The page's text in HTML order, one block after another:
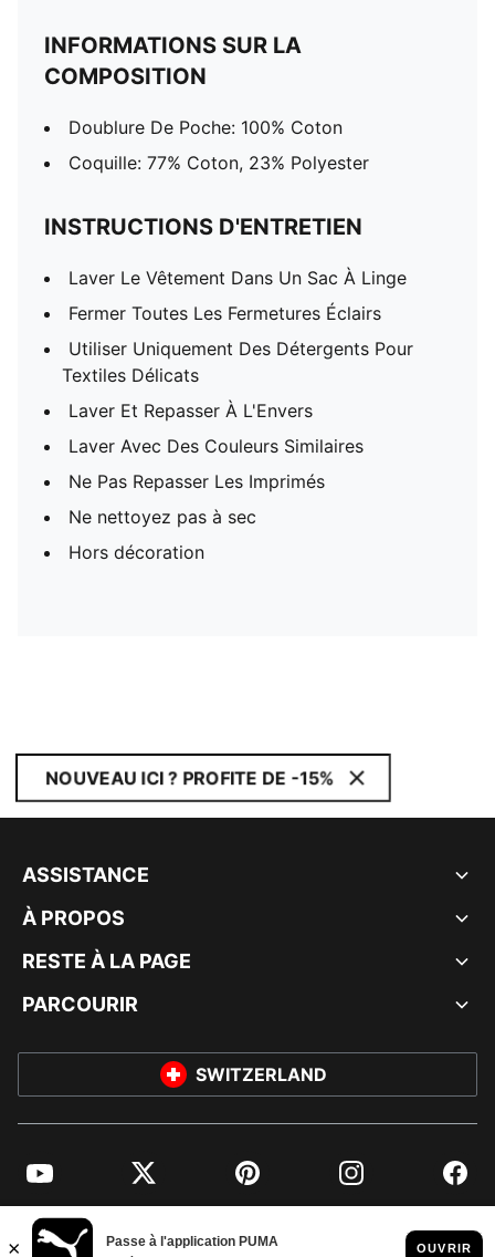
INFORMATIONS SUR LA
COMPOSITION
Doublure De Poche: 100% Coton
Coquille: 77% Coton, 23% Polyester
INSTRUCTIONS D'ENTRETIEN
Laver Le Vêtement Dans Un Sac À Linge
Fermer Toutes Les Fermetures Éclairs
Utiliser Uniquement Des Détergents Pour
Textiles Délicats
Laver Et Repasser À L'Envers
Laver Avec Des Couleurs Similaires
Ne Pas Repasser Les Imprimés
Ne nettoyez pas à sec
Hors décoration
NOUVEAU ICI ? PROFITE DE -15%
ASSISTANCE
À PROPOS
RESTE À LA PAGE
PARCOURIR
SWITZERLAND
YouTube Twitter Pinterest Instagram
© PUMA EUROPE GMBH, 2026. TOUS DROITS RÉSERVÉS
MENTIONS ET DONNÉES LÉGALES